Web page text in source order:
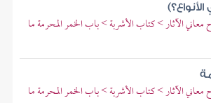
الآثار > كتاب الأشربة > باب الخمر المحرمة ما
الآثار > كتاب الأشربة > باب الخمر المحرمة ما